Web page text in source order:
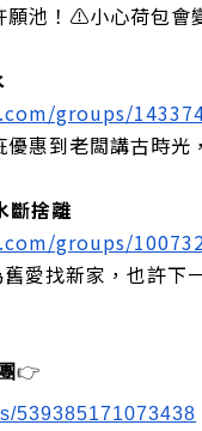
願池！⚠️小心荷包會
groups/
惠到老闆講古時
斷捨離
groups/
愛找新家，也許下
👉
539385171073438